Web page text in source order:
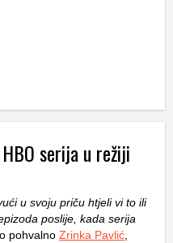
serija u režiji
u svoju priču htjeli vi to ili
poslije, kada serija
pohvalno Zrinka Pavlić